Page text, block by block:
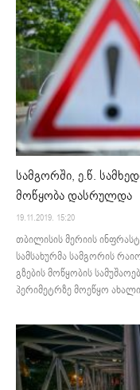
სამგორში, ე.წ.
მოწყობა დასრულდა
19.11.2019. 15:20
თბილისის მერიის
სამსახურმა სამგორის
გზების მოწყობის
პერიმეტრზე მოეწყო